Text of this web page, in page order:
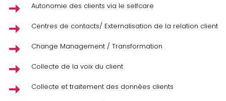
Autonomie des clients via le selfcare
Centres de contacts/ Externalisation de la relation client
Change Management / Transformation
Collecte de la voix du client
Collecte et traitement des données clients